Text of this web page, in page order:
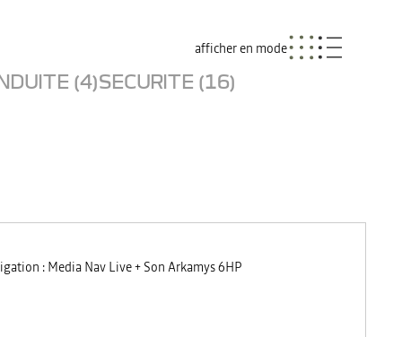
afficher en mode
(4)SECURITE (16)
: Media Nav Live + Son Arkamys 6HP